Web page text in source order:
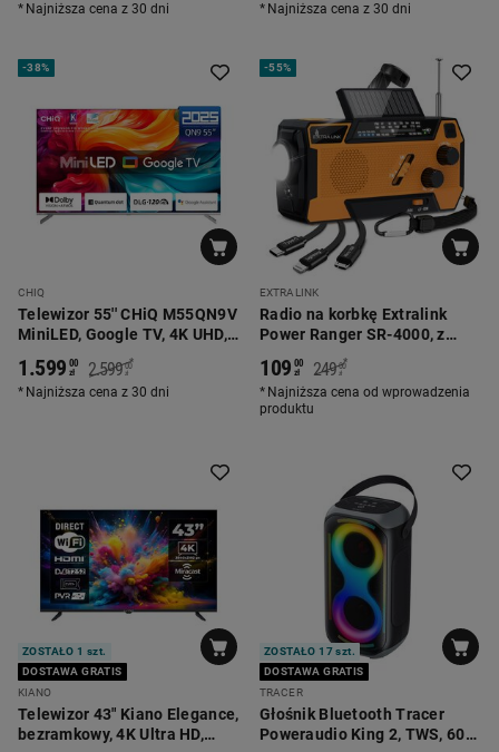
Najniższa cena z 30 dni Najniższa cena z 30 dni
-38%
CHIQ
Telewizor 55'' CHiQ M55QN9V
MiniLED, Google TV, 4K UHD,
1.599 00
zł 2.599 00
zł
*
Najniższa cena z 30 dni
-55%
EXTRALINK
Radio na korbkę Extralink
Power Ranger SR-4000, z
powerbankiem i latarką
109 00
zł 249 00
zł
*
Najniższa cena od wprowadzenia
produktu
ZOSTAŁO 1 szt.
DOSTAWA GRATIS
KIANO
Telewizor 43" Kiano Elegance,
bezramkowy, 4K Ultra HD,
ZOSTAŁO 17 szt.
DOSTAWA GRATIS
TRACER
Głośnik Bluetooth Tracer
Poweraudio King 2, TWS, 60